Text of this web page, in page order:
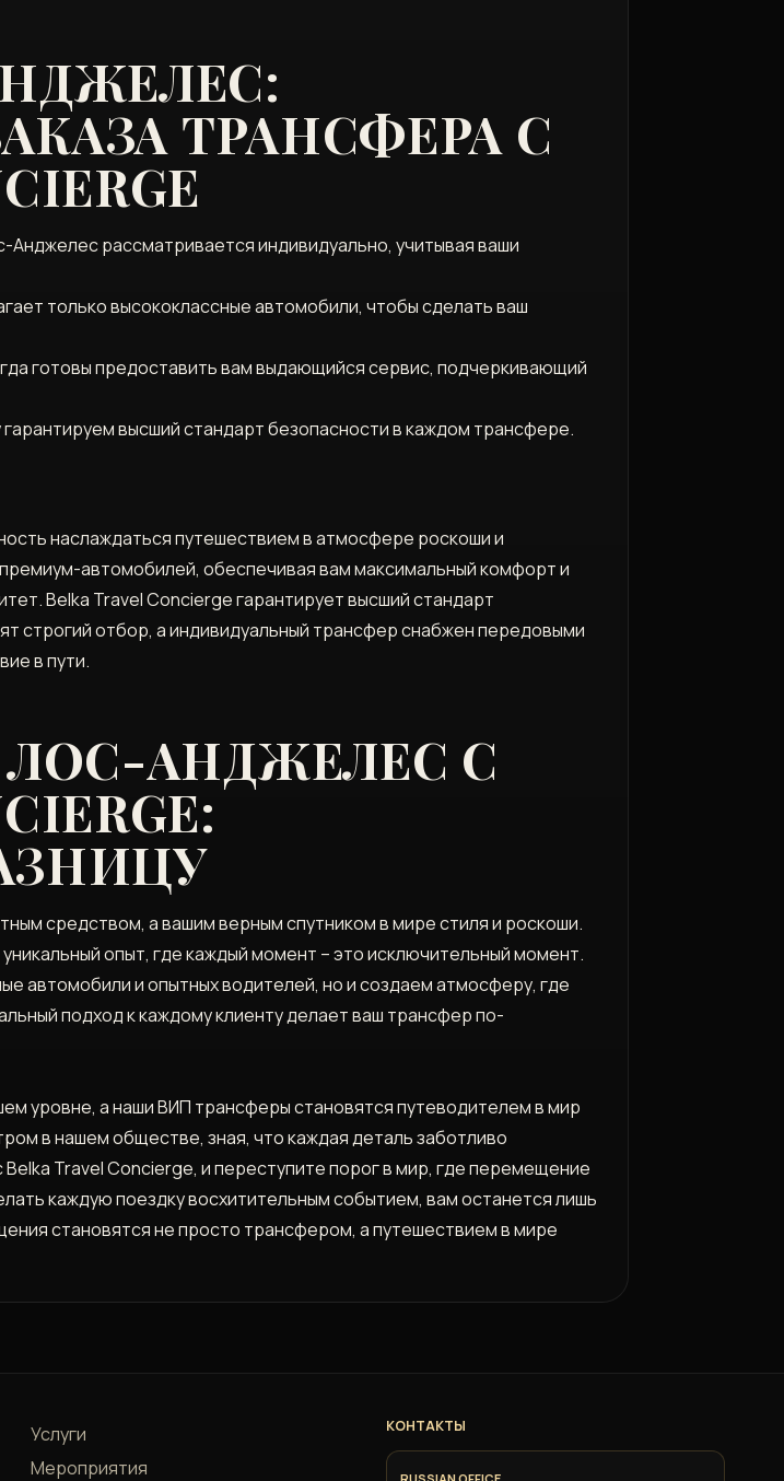
ТРАНСФЕРА С
рассматривается индивидуально, учитывая ваши
только высококлассные автомобили, чтобы сделать ваш
готовы предоставить вам выдающийся сервис, подчеркивающий
высший стандарт безопасности в каждом трансфере.
наслаждаться путешествием в атмосфере роскоши и
автомобилей, обеспечивая вам максимальный комфорт и
Belka Travel Concierge гарантирует высший стандарт
строгий отбор, а индивидуальный трансфер снабжен передовыми
в пути.
ЛОС-АНДЖЕЛЕС С
средством, а вашим верным спутником в мире стиля и роскоши.
опыт, где каждый момент – это исключительный момент.
автомобили и опытных водителей, но и создаем атмосферу, где
подход к каждому клиенту делает ваш трансфер по-
уровне, а наши ВИП трансферы становятся путеводителем в мир
в нашем обществе, зная, что каждая деталь заботливо
Travel Concierge, и переступите порог в мир, где перемещение
каждую поездку восхитительным событием, вам останется лишь
становятся не просто трансфером, а путешествием в мире
Услуги
Мероприятия
КОНТАКТЫ